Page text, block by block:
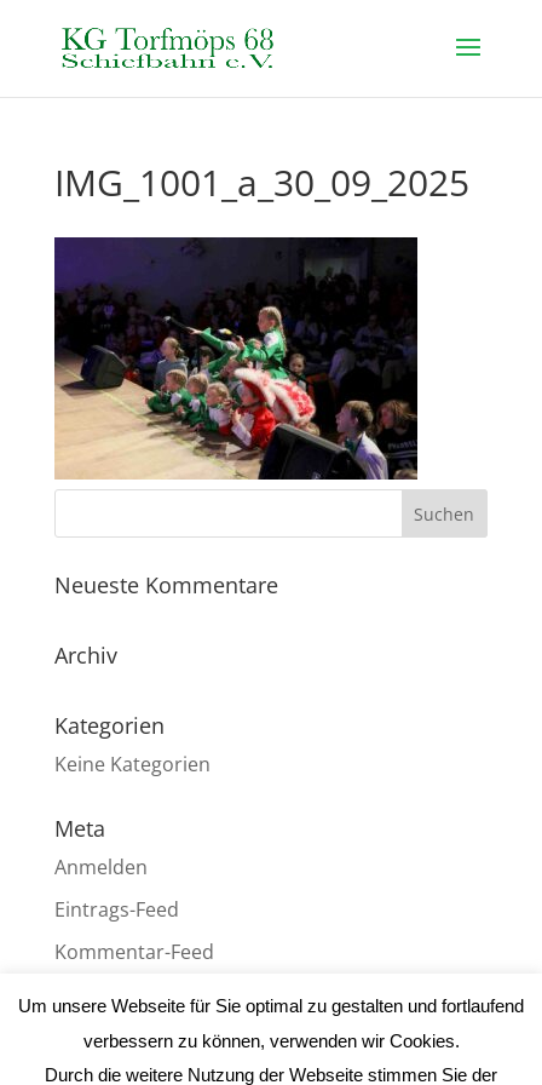
IMG_1001_a_30_09_2025
Neueste Kommentare
Archiv
Kategorien
Keine Kategorien
Meta
Anmelden
Eintrags-Feed
Kommentar-Feed
WordPress.org
Um unsere Webseite für Sie optimal zu gestalten und fortlaufend
verbessern zu können, verwenden wir Cookies.
Durch die weitere Nutzung der Webseite stimmen Sie der